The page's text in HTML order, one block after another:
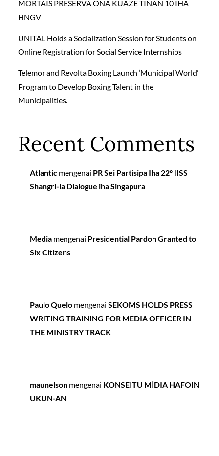
MORTAIS PRESERVA ONA KUAZE TINAN 10 IHA
HNGV
UNITAL Holds a Socialization Session for Students on
Online Registration for Social Service Internships
Telemor and Revolta Boxing Launch ‘Municipal World’
Program to Develop Boxing Talent in the
Municipalities.
Recent Comments
Atlantic mengenai PR Sei Partisipa Iha 22º IISS
Shangri-la Dialogue iha Singapura
Media mengenai Presidential Pardon Granted to
Six Citizens
Paulo Quelo mengenaiSEKOMS HOLDS PRESS
WRITING TRAINING FOR MEDIA OFFICER IN
THE MINISTRY TRACK
maunelson mengenai KONSEITU MÍDIA HAFOIN
UKUN-AN